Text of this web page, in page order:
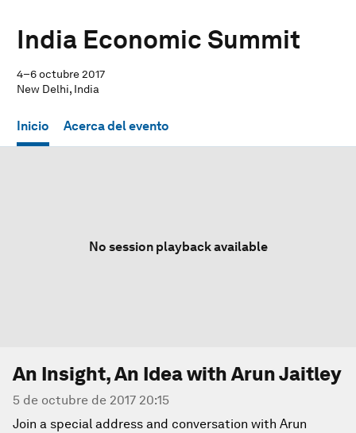
India Economic Summit
4–6 octubre 2017
New Delhi, India
Inicio Acerca del evento
No session playback available
An Insight, An Idea with Arun Jaitley
5 de octubre de 2017 20:15
Join a special address and conversation with Arun